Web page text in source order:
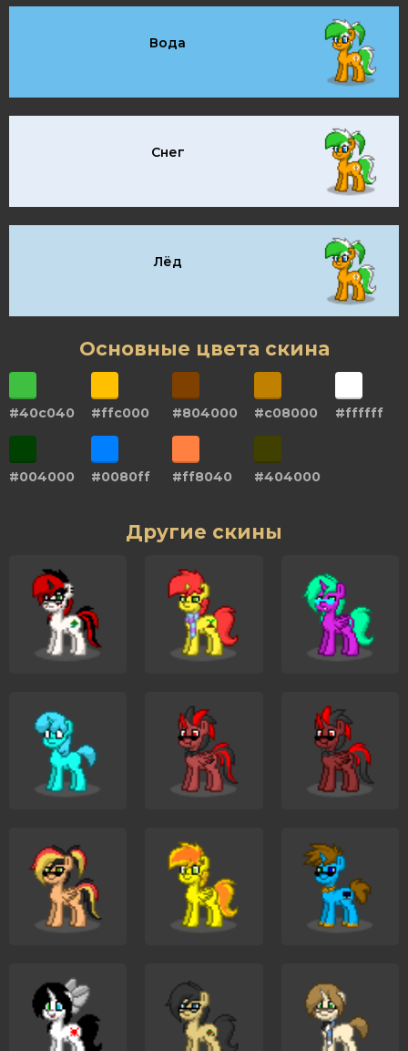
Вода
Снег
Лёд
Основные цвета скина
#40c040 #ffc000 #804000 #c08000 #ffffff
#004000 #0080ff #ff8040 #404000
Другие скины